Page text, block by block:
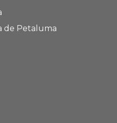
de Petaluma